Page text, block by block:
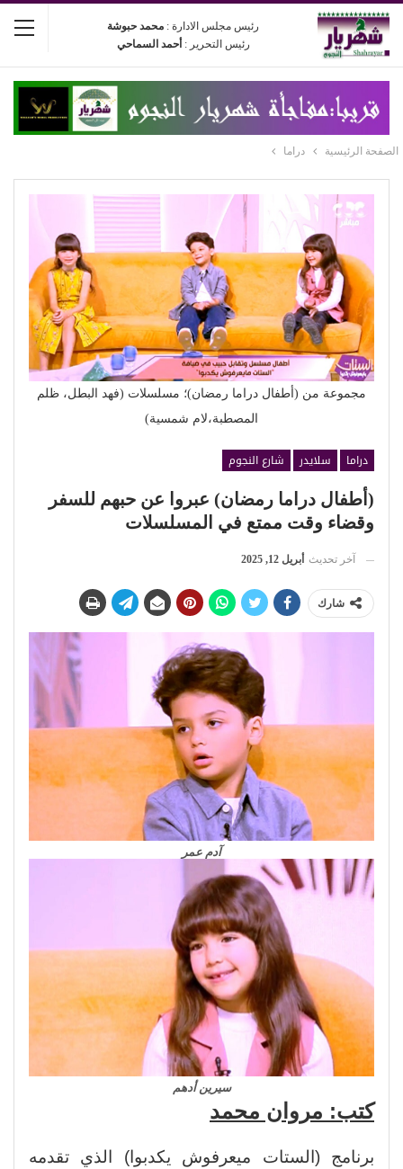
رئيس مجلس الادارة : محمد حبوشة
رئيس التحرير : أحمد السماحي
الصفحة الرئيسية دراما
مجموعة من (أطفال دراما رمضان)؛ مسلسلات (فهد البطل، ظلم
المصطبة،لام شمسية)
دراما سلايدر
شارع النجوم
(أطفال دراما رمضان) عبروا عن حبهم للسفر
وقضاء وقت ممتع في المسلسلات
آخر تحديث أبريل 12, 2025
شارك
آدم عمر
سيرين أدهم
كتب: مروان محمد
برنامج (الستات ميعرفوش يكدبوا) الذي تقدمه